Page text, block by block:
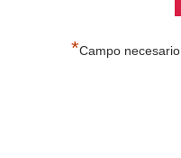
*Campo necesario